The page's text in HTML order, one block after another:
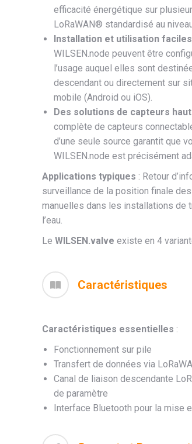
efficacité énergétique sur
LoRaWAN® standardisé au
Installation et utilisation faciles
WILSEN.node peuvent être
l’usage auquel elles sont
descendant ou directement sur
mobile (Android ou iOS).
Des solutions de capteurs
complète de capteurs
d’une seule source garantit que
WILSEN.node est précisément
Applications typiques : Retour
surveillance de la position finale
manuelles dans les installations de
l’eau.
Le WILSEN.valve existe en 4
Caractéristiques
Caractéristiques essentielles :
Fonctionnement sur pile
Transfert de données via
Canal de liaison descendante
de paramètre
Interface Bluetooth pour la mise